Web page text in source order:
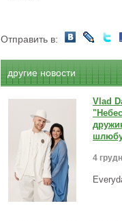
Отправить в:
другие новости
Vlad
4